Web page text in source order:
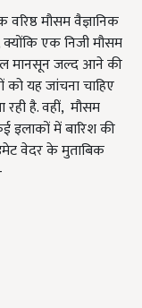
मौसम वैज्ञानिक
क्योंकि एक निजी मौसम
मानसून जल्द आने की
को यह जांचना चाहिए
है. वहीं, मौसम
इलाकों में बारिश की
वेदर के मुताबिक